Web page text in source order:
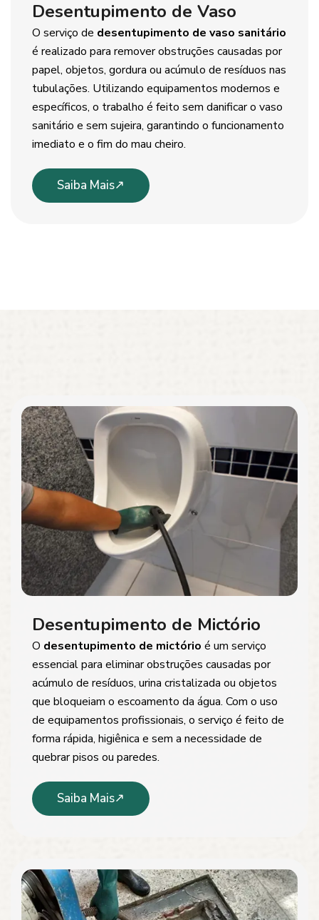
Desentupimento de Vaso
O serviço de desentupimento de vaso sanitário
é realizado para remover obstruções causadas por
papel, objetos, gordura ou acúmulo de resíduos nas
tubulações. Utilizando equipamentos modernos e
específicos, o trabalho é feito sem danificar o vaso
sanitário e sem sujeira, garantindo o funcionamento
imediato e o fim do mau cheiro.
Saiba Mais
Desentupimento de Mictório
O desentupimento de mictório é um serviço
essencial para eliminar obstruções causadas por
acúmulo de resíduos, urina cristalizada ou objetos
que bloqueiam o escoamento da água. Com o uso
de equipamentos profissionais, o serviço é feito de
forma rápida, higiênica e sem a necessidade de
quebrar pisos ou paredes.
Saiba Mais